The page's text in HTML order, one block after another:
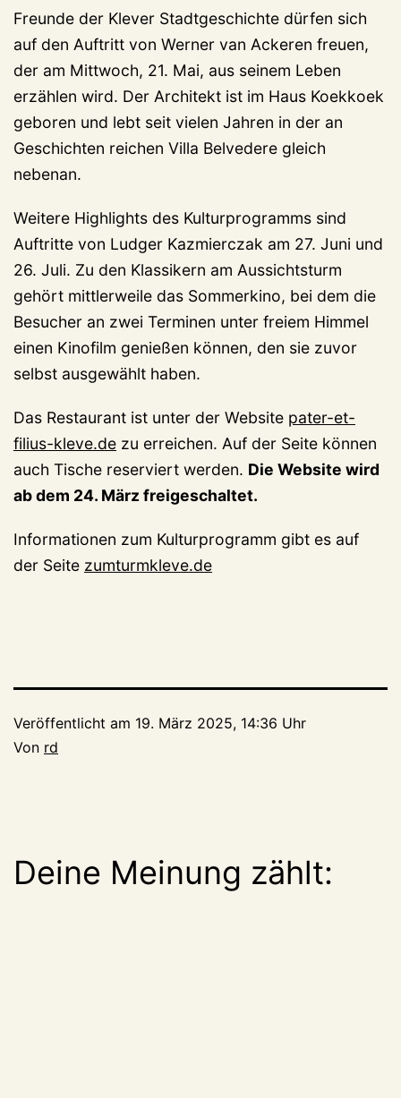
Freunde der Klever Stadtgeschichte dürfen sich
auf den Auftritt von Werner van Ackeren freuen,
der am Mittwoch, 21. Mai, aus seinem Leben
erzählen wird. Der Architekt ist im Haus Koekkoek
geboren und lebt seit vielen Jahren in der an
Geschichten reichen Villa Belvedere gleich
nebenan.
Weitere Highlights des Kulturprogramms sind
Auftritte von Ludger Kazmierczak am 27. Juni und
26. Juli. Zu den Klassikern am Aussichtsturm
gehört mittlerweile das Sommerkino, bei dem die
Besucher an zwei Terminen unter freiem Himmel
einen Kinofilm genießen können, den sie zuvor
selbst ausgewählt haben.
Das Restaurant ist unter der Website pater-et-
filius-kleve.de zu erreichen. Auf der Seite können
auch Tische reserviert werden. Die Website wird
ab dem 24. März freigeschaltet.
Informationen zum Kulturprogramm gibt es auf
der Seite zumturmkleve.de
Veröffentlicht am 19. März 2025, 14:36 Uhr
Von rd
Deine Meinung zählt: